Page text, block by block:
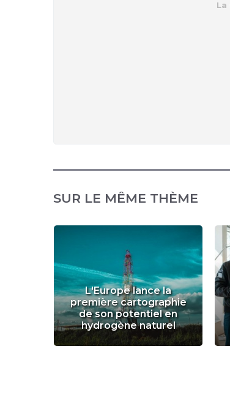
SUR LE MÊME THÈME
L'Europe lance la
première cartographie
de son potentiel en
hydrogène naturel